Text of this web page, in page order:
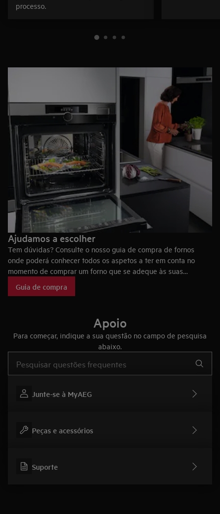
processo.
Ajudamos a escolher
Tem dúvidas? Consulte o nosso guia de compra de fornos
onde poderá conhecer todos os aspetos a ter em conta no
momento de comprar um forno que se adeque às suas
fazem deles eletrodomésticos únicos no mercado.
Guia de compra
Apoio
Para começar, indique a sua questão no campo de pesquisa
abaixo.
Junte-se à MyAEG
Peças e acessórios
Suporte